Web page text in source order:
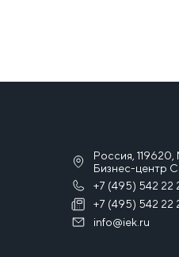
Россия,
Бизнес-центр
+7 (495) 542 22
+7 (495) 542 22
info@iek.ru